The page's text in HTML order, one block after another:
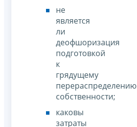
не
является
ли
деофшоризация
подготовкой
к
грядущему
перераспределению
собственности;
каковы
затраты